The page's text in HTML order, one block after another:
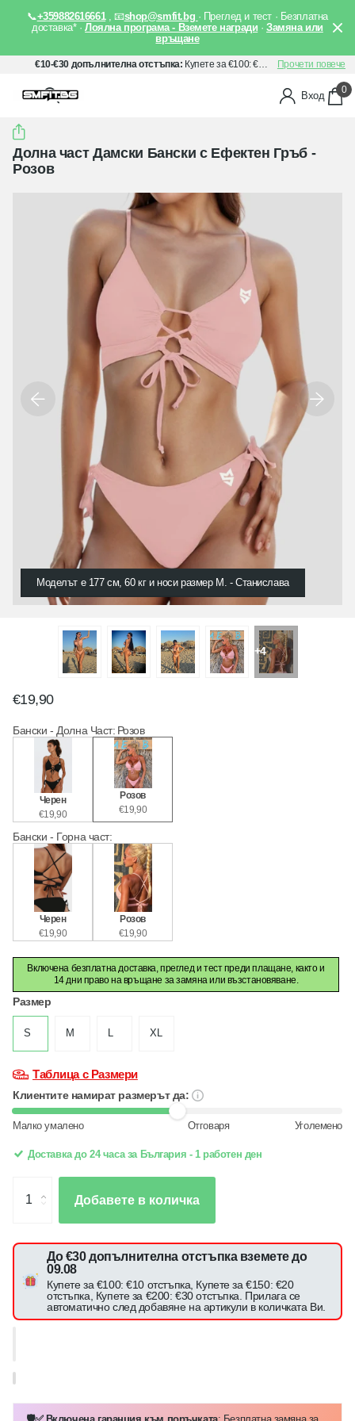
📞+359882616661 , 📧shop@smfit.bg · Преглед и тест · Безплатна
доставка* ·Лоялна програма - Вземете награди ·Замяна или
връщане
€10-€30 допълнителна отстъпка: Купете за €100: €10 отстъпка, Купете за €150: €20 отстъпка, Купете за €200: €30 отстъпка. Прилага се автоматично след добавяне на артикули в количката Ви. Прочети повече
Вход 0
Долна част Дамски Бански с Ефектен Гръб -
Розов
Моделът е 177 см, 60 кг и носи размер М. - Станислава
+4
€19,90
Бански - Долна Част: Розов
Черен
€19,90
Розов
€19,90
Бански - Горна част:
Черен
€19,90
Розов
€19,90
Включена безплатна доставка, преглед и тест преди плащане, както и
14 дни право на връщане за замяна или възстановяване.
Размер
S M L XL
Таблица с Размери
Клиентите намират размерът да:
Малко умалено Отговаря Уголемено
Доставка до 24 часа за България - 1 работен ден
Добавете в количка
До €30 допълнителна отстъпка вземете до
09.08
Купете за €100: €10 отстъпка, Купете за €150: €20
отстъпка, Купете за €200: €30 отстъпка. Прилага се
автоматично след добавяне на артикули в количката Ви.